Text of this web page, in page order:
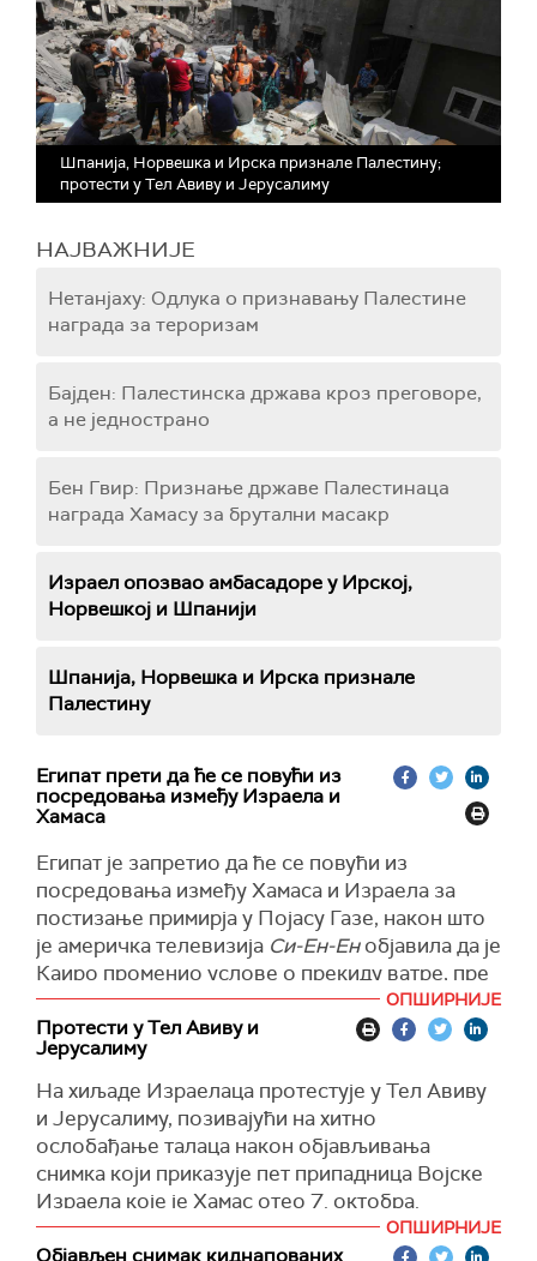
Шпанијa, Норвешка и Ирска признале Палестину;
протести у Тел Авиву и Јерусалиму
НАЈВАЖНИЈЕ
Нетанјаху: Одлука о признавању Палестине
награда за тероризам
Бајден: Палестинска држава кроз преговоре,
а не једнострано
Бен Гвир: Признање државе Палестинаца
награда Хамасу за брутални масакр
Израел опозвао амбасадоре у Ирској,
Норвешкој и Шпанији
Шпанија, Норвешка и Ирска признале
Палестину
Египат прети да ће се повући из
посредовања између Израела и
Хамаса
Египат је запретио да ће се повући из
посредовања између Хамаса и Израела за
постизање примирја у Појасу Газе, након што
је америчка телевизија Си-Ен-Енобјавила да је
Каиро променио услове о прекиду ватре, пре
него што је нацрт споразума достављен
Хамасу.
Шефица египатске Државне информативне
службе (СИС) Диа Рашван поручила је да је та
тврдња "лишена било каквих информација или
чињеница".
"Ова тврдња није заснована ни на једном
поузданом новинарском извору у складу са
међународно признатим новинарским
ОПШИРНИЈЕ
Протести у Тел Авиву и
Јерусалиму
На хиљаде Израелаца протестује у Тел Авиву
и Јерусалиму, позивајући на хитно
ослобађање талаца након објављивања
снимка који приказује пет припадница Војске
Израела које је Хамас отео 7. октобра.
Протест у Тел Авиву одржава се испредОПШИРНИЈЕ
Објављен снимак киднапованих